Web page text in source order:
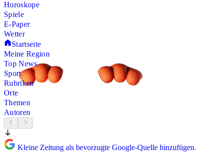
Horoskope
Spiele
E-Paper
Wetter
Startseite
Meine Region
Top News
Sport
Rubriken
Orte
Themen
Autoren
Kleine Zeitung als bevorzugte Google-Quelle hinzufügen.